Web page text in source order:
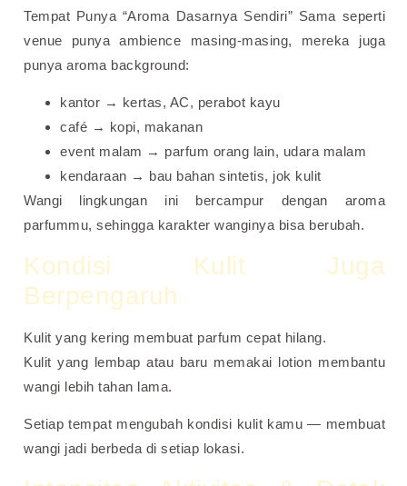
Tempat Punya “Aroma Dasarnya Sendiri” Sama seperti
venue punya ambience masing-masing, mereka juga
punya aroma background:
kantor → kertas, AC, perabot kayu
café → kopi, makanan
event malam → parfum orang lain, udara malam
kendaraan → bau bahan sintetis, jok kulit
Wangi lingkungan ini bercampur dengan aroma
parfummu, sehingga karakter wanginya bisa berubah.
Kondisi Kulit Juga
Berpengaruh
Kulit yang kering membuat parfum cepat hilang.
Kulit yang lembap atau baru memakai lotion membantu
wangi lebih tahan lama.
Setiap tempat mengubah kondisi kulit kamu — membuat
wangi jadi berbeda di setiap lokasi.